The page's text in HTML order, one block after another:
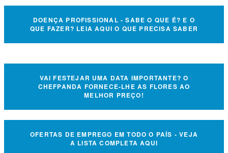
DOENÇA PROFISSIONAL - SABE O QUE É? E O
QUE FAZER? LEIA AQUI O QUE PRECISA SABER
VAI FESTEJAR UMA DATA IMPORTANTE? O
CHEFPANDA FORNECE-LHE AS FLORES AO
MELHOR PREÇO!
OFERTAS DE EMPREGO EM TODO O PAÍS - VEJA
A LISTA COMPLETA AQUI